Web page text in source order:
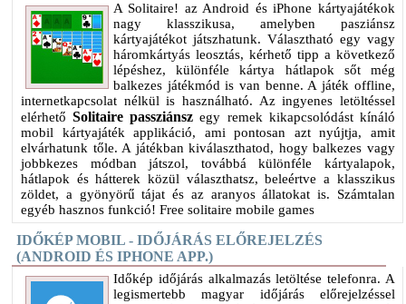
A Solitaire! az Android és iPhone kártyajátékok
nagy klasszikusa, amelyben pasziánsz
kártyajátékot játszhatunk. Választható egy vagy
háromkártyás leosztás, kérhető tipp a következő
lépéshez, különféle kártya hátlapok sőt még
balkezes játékmód is van benne. A játék offline,
internetkapcsolat nélkül is használható. Az ingyenes letöltéssel
elérhetőSolitaire passziánsz egy remek kikapcsolódást kínáló
mobil kártyajáték applikáció, ami pontosan azt nyújtja, amit
elvárhatunk tőle. A játékban kiválaszthatod, hogy balkezes vagy
jobbkezes módban játszol, továbbá különféle kártyalapok,
hátlapok és hátterek közül választhatsz, beleértve a klasszikus
zöldet, a gyönyörű tájat és az aranyos állatokat is. Számtalan
egyéb hasznos funkció! Free solitaire mobile games
IDŐKÉP MOBIL - IDŐJÁRÁS ELŐREJELZÉS
(ANDROID ÉS IPHONE APP.)
Időkép időjárás alkalmazás letöltése telefonra. A
legismertebb magyar időjárás előrejelzéssel